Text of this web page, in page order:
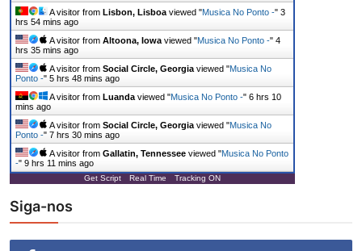
A visitor from Lisbon, Lisboaviewed "Musica No Ponto -" 3
hrs 54 mins ago
A visitor from Altoona, Iowaviewed "Musica No Ponto -" 4
hrs 35 mins ago
A visitor from Social Circle, Georgiaviewed "Musica No
Ponto -" 5 hrs 48 mins ago
A visitor from Luandaviewed "Musica No Ponto -" 6 hrs 10
mins ago
A visitor from Social Circle, Georgiaviewed "Musica No
Ponto -" 7 hrs 30 mins ago
A visitor from Gallatin, Tennessee viewed "Musica No Ponto
-" 9 hrs 11 mins ago
Get Script Real Time Tracking ON
Siga-nos